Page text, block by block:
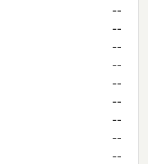
--
--
--
--
--
--
--
--
--